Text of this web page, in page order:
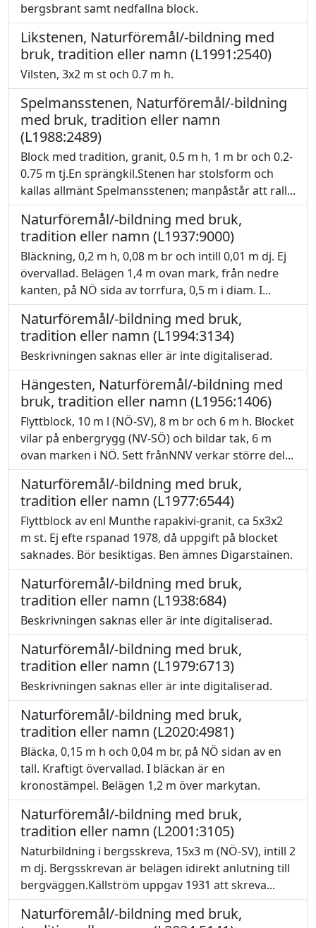
bergsbrant samt nedfallna block.
Likstenen, Naturföremål/-bildning med
bruk, tradition eller namn (L1991:2540)
Vilsten, 3x2 m st och 0.7 m h.
Spelmansstenen, Naturföremål/-bildning
med bruk, tradition eller namn
(L1988:2489)
Block med tradition, granit, 0.5 m h, 1 m br och 0.2-
0.75 m tj.En sprängkil.Stenen har stolsform och
kallas allmänt Spelmansstenen; manpåstår att rall...
Naturföremål/-bildning med bruk,
tradition eller namn (L1937:9000)
Bläckning, 0,2 m h, 0,08 m br och intill 0,01 m dj. Ej
övervallad. Belägen 1,4 m ovan mark, från nedre
kanten, på NÖ sida av torrfura, 0,5 m i diam. I...
Naturföremål/-bildning med bruk,
tradition eller namn (L1994:3134)
Beskrivningen saknas eller är inte digitaliserad.
Hängesten, Naturföremål/-bildning med
bruk, tradition eller namn (L1956:1406)
Flyttblock, 10 m l (NÖ-SV), 8 m br och 6 m h. Blocket
vilar på enbergrygg (NV-SÖ) och bildar tak, 6 m
ovan marken i NÖ. Sett frånNNV verkar större del...
Naturföremål/-bildning med bruk,
tradition eller namn (L1977:6544)
Flyttblock av enl Munthe rapakivi-granit, ca 5x3x2
m st. Ej efte rspanad 1978, då uppgift på blocket
saknades. Bör besiktigas. Ben ämnes Digarstainen.
Naturföremål/-bildning med bruk,
tradition eller namn (L1938:684)
Beskrivningen saknas eller är inte digitaliserad.
Naturföremål/-bildning med bruk,
tradition eller namn (L1979:6713)
Beskrivningen saknas eller är inte digitaliserad.
Naturföremål/-bildning med bruk,
tradition eller namn (L2020:4981)
Bläcka, 0,15 m h och 0,04 m br, på NÖ sidan av en
tall. Kraftigt övervallad. I bläckan är en
kronostämpel. Belägen 1,2 m över markytan.
Naturföremål/-bildning med bruk,
tradition eller namn (L2001:3105)
Naturbildning i bergsskreva, 15x3 m (NÖ-SV), intill 2
m dj. Bergsskrevan är belägen idirekt anlutning till
bergväggen.Källström uppgav 1931 att skreva...
Naturföremål/-bildning med bruk,